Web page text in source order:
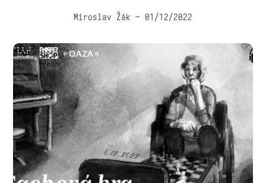
Miroslav Žák – 01/12/2022